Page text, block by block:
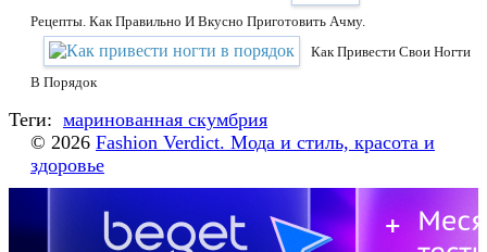
Рецепты. Как Правильно И Вкусно Приготовить Ачму.
Как Привести Свои Ногти
В Порядок
Теги: маринованная скумбрия
© 2026 Fashion Verdict. Мода и стиль, красота и
здоровье